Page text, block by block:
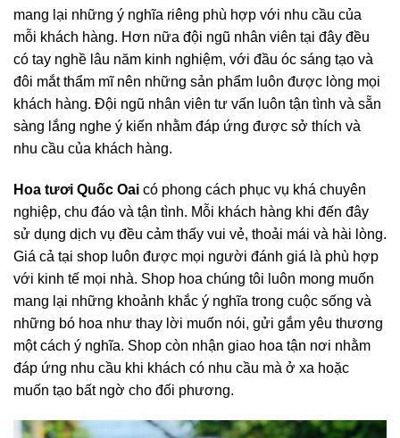
mang lại những ý nghĩa riêng phù hợp với nhu cầu của
mỗi khách hàng. Hơn nữa đội ngũ nhân viên tại đây đều
có tay nghề lâu năm kinh nghiệm, với đầu óc sáng tạo và
đôi mắt thẩm mĩ nên những sản phẩm luôn được lòng mọi
khách hàng. Đội ngũ nhân viên tư vấn luôn tận tình và sẵn
sàng lắng nghe ý kiến nhằm đáp ứng được sở thích và
nhu cầu của khách hàng.
Hoa tươi Quốc Oai có phong cách phục vụ khá chuyên
nghiệp, chu đáo và tận tình. Mỗi khách hàng khi đến đây
sử dụng dịch vụ đều cảm thấy vui vẻ, thoải mái và hài lòng.
Giá cả tại shop luôn được mọi người đánh giá là phù hợp
với kinh tế mọi nhà. Shop hoa chúng tôi luôn mong muốn
mang lại những khoảnh khắc ý nghĩa trong cuộc sống và
những bó hoa như thay lời muốn nói, gửi gắm yêu thương
một cách ý nghĩa. Shop còn nhận giao hoa tận nơi nhằm
đáp ứng nhu cầu khi khách có nhu cầu mà ở xa hoặc
muốn tạo bất ngờ cho đối phương.